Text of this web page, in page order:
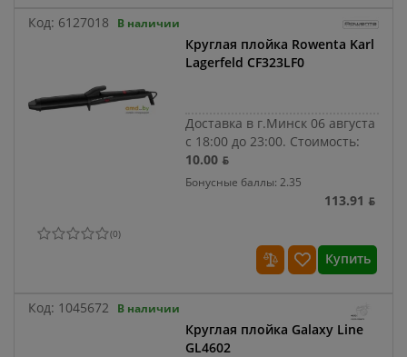
Код: 6127018 В наличии
Круглая плойка Rowenta Karl
Lagerfeld CF323LF0
Доставка в г.Минск 06 августа
с 18:00 до 23:00. Стоимость:
10.00 ƃ
Бонусные баллы: 2.35
113.91 ƃ
(0)
Купить
Код: 1045672 В наличии
Круглая плойка Galaxy Line
GL4602